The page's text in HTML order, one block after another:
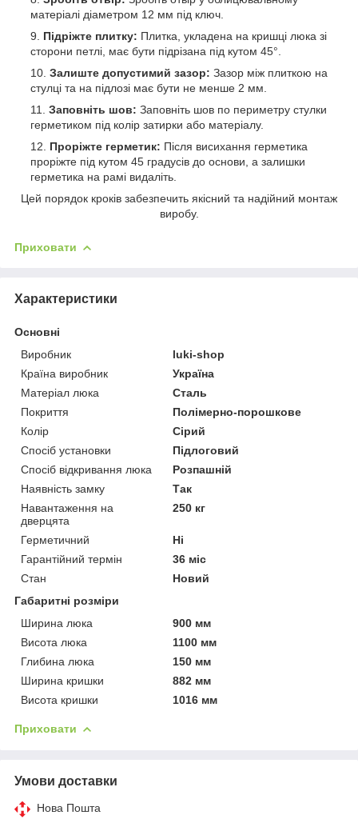
матеріалі діаметром 12 мм під ключ.
Підріжте плитку: Плитка, укладена на кришці люка зі
сторони петлі, має бути підрізана під кутом 45°.
Залиште допустимий зазор: Зазор між плиткою на
стулці та на підлозі має бути не менше 2 мм.
Заповніть шов: Заповніть шов по периметру стулки
герметиком під колір затирки або матеріалу.
Проріжте герметик: Після висихання герметика
проріжте під кутом 45 градусів до основи, а залишки
герметика на рамі видаліть.
Цей порядок кроків забезпечить якісний та надійний монтаж
виробу.
Приховати
Характеристики
Основні
Виробник
luki-shop
Країна виробник
Україна
Матеріал люка
Сталь
Покриття
Полімерно-порошкове
Колір
Сірий
Спосіб установки
Підлоговий
Спосіб відкривання люка
Розпашній
Наявність замку
Так
Навантаження на
дверцята
250 кг
Герметичний
Ні
Гарантійний термін
36 міс
Стан
Новий
Габаритні розміри
Ширина люка
900 мм
Висота люка
1100 мм
Глибина люка
150 мм
Ширина кришки
882 мм
Висота кришки
1016 мм
Приховати
Умови доставки
Нова Пошта